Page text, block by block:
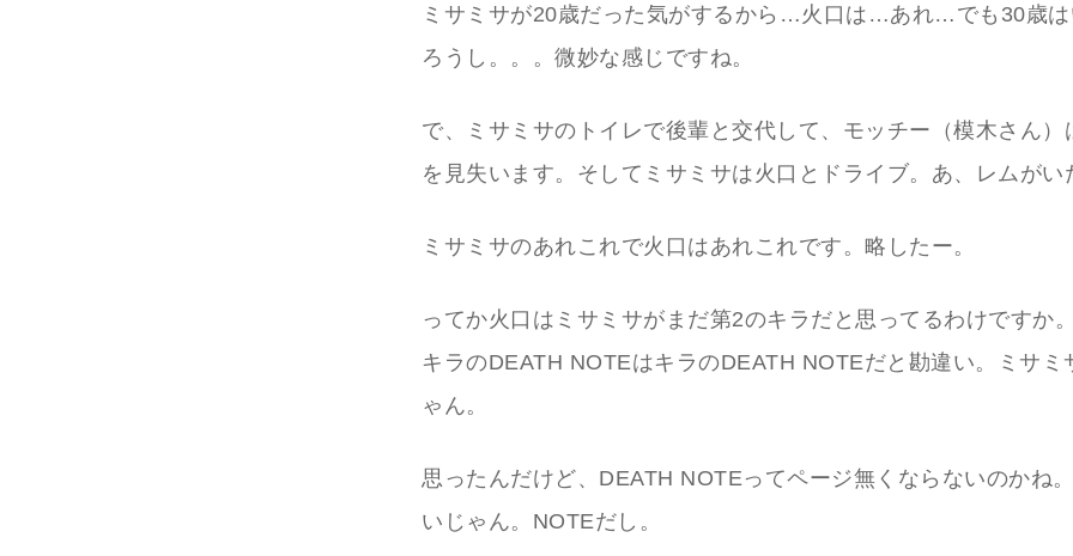
ミサミサが20歳だった気がするから…火口は…あれ…でも30歳は
ろうし。。。微妙な感じですね。
で、ミサミサのトイレで後輩と交代して、モッチー（模木さん）
を見失います。そしてミサミサは火口とドライブ。あ、レムがい
ミサミサのあれこれで火口はあれこれです。略したー。
ってか火口はミサミサがまだ第2のキラだと思ってるわけですか
キラのDEATH NOTEはキラのDEATH NOTEだと勘違い。ミサミ
ゃん。
思ったんだけど、DEATH NOTEってページ無くならないのかね
いじゃん。NOTEだし。